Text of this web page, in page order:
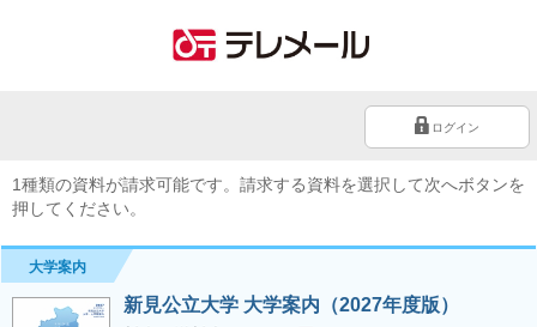
ログイン
1種類の資料が請求可能です。請求する資料を選択して次へボタンを
押してください。
大学案内
新見公立大学 大学案内（2027年度版）